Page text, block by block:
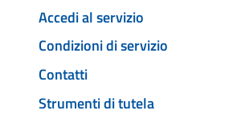
Accedi al servizio
Condizioni di servizio
Contatti
Strumenti di tutela